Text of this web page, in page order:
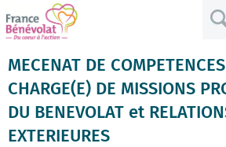
MECENAT DE
CHARGE(E) DE MISSIONS
DU BENEVOLAT et
EXTERIEURES